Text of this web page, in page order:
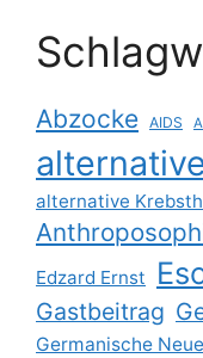
Abzocke AIDS
alternative
Edzard Ernst
Gastbeitrag
Germanische